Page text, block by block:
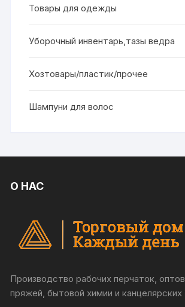
Товары для одежды
Уборочный инвентарь,тазы ведра
Хозтовары/пластик/прочее
Шампуни для волос
О НАС
Производство рабочих перчаток,
пряжей, бытовой химии и канцелярских